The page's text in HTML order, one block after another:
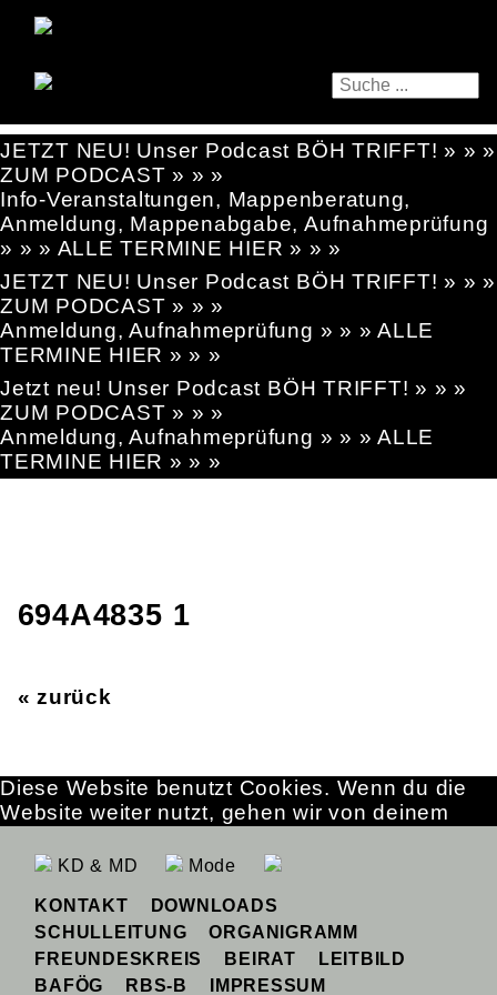
JETZT NEU! Unser Podcast BÖH TRIFFT! » » »
ZUM PODCAST » » »
Info-Veranstaltungen, Mappenberatung,
Anmeldung, Mappenabgabe, Aufnahmeprüfung
» » » ALLE TERMINE HIER » » »
JETZT NEU! Unser Podcast BÖH TRIFFT! » » »
ZUM PODCAST » » »
Anmeldung, Aufnahmeprüfung » » » ALLE
TERMINE HIER » » »
Jetzt neu! Unser Podcast BÖH TRIFFT! » » »
ZUM PODCAST » » »
Anmeldung, Aufnahmeprüfung » » » ALLE
TERMINE HIER » » »
694A4835 1
« zurück
KD & MD Mode
KONTAKT
DOWNLOADS
SCHULLEITUNG
ORGANIGRAMM
FREUNDESKREIS
BEIRAT
LEITBILD
BAFÖG
RBS-B IMPRESSUM
Diese Website benutzt Cookies. Wenn du die
Website weiter nutzt, gehen wir von deinem